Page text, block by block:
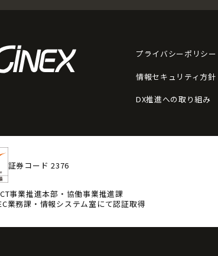
プライバシーポリシー
情報セキュリティ方針
DX推進への取り組み
証券コード 2376
事業推進本部・協働事業推進課
業務課・情報システム室にて認証取得